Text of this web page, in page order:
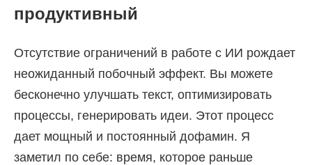
продуктивный
Отсутствие ограничений в работе с ИИ рождает
неожиданный побочный эффект. Вы можете
бесконечно улучшать текст, оптимизировать
процессы, генерировать идеи. Этот процесс
дает мощный и постоянный дофамин. Я
заметил по себе: время, которое раньше